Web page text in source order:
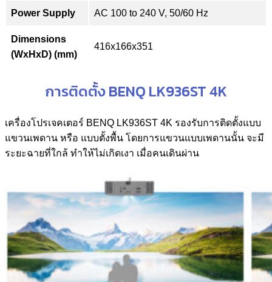
Power Supply AC 100 to 240 V, 50/60 Hz
Dimensions
(WxHxD) (mm)
416x166x351
การติดตั้ง BENQ LK936ST 4K
เครื่องโปรเจคเตอร์ BENQ LK936ST 4K รองรับการติดตั้งแบบ
แขวนเพดาน หรือ แบบตั้งพื้น โดยการแขวนแบบเพดานนั้น จะมี
ระยะฉายที่ใกล้ ทำให้ไม่เกิดเงา เมื่อคนเดินผ่าน